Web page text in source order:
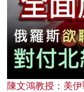
陳文鴻教授：美